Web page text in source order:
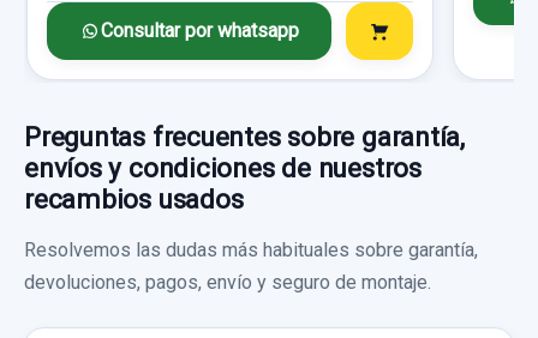
Consultar por whatsapp
Garantía 1 año
29,74 €
Sin IVA, gastos de envío no incluidos.
Consultar por whatsapp
OPEL ASTRA J LIM. COSMO
Garantía 1 año
Ref:853168 OEM:13318782
31,40 €
Sin IVA, gastos de envío no incluidos.
JUEGO ASIENTOS COMPLETO TAPICERIA
MIXTA AIRBAG ISOFIX
TAPICERIA... usado.
OPEL ASTRA J LIM. COSMO
Consultar por whatsapp
Preguntas frecuentes sobre garantía,
envíos y condiciones de nuestros
recambios usados
Resolvemos las dudas más habituales sobre garantía,
devoluciones, pagos, envío y seguro de montaje.